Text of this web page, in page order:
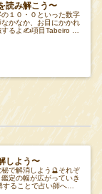
読み解こう〜
１０・０といった数字
かなか、お目にかかれ
るよ✍️項目Tabeiro 第
しよう〜
で解消しよう🔮それぞ
定の幅が広がっていき
ることで占い師への